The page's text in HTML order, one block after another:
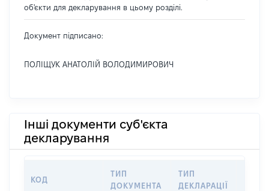
об'єкти для декларування в цьому розділі.
Документ підписано:
ПОЛІЩУК АНАТОЛІЙ ВОЛОДИМИРОВИЧ
Інші документи суб'єкта
декларування
КОД
ТИП
ДОКУМЕНТА
ТИП
ДЕКЛАРАЦІЇ